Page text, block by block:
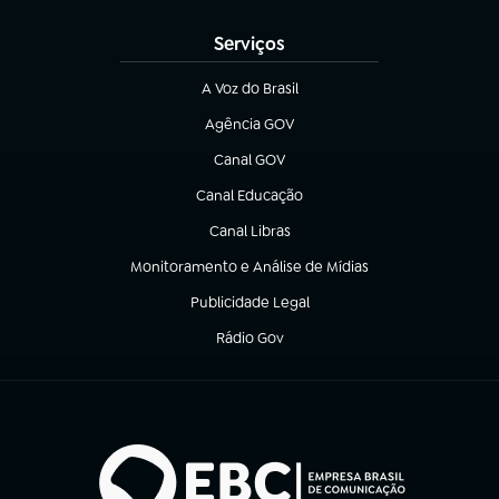
Serviços
A Voz do Brasil
(abre em nova aba)
Agência GOV
(abre em nova aba)
Canal GOV
(abre em nova aba)
Canal Educação
(abre em nova aba)
Canal Libras
(abre em nova aba)
Monitoramento e Análise de Mídias
(abre em nova aba)
Publicidade Legal
(abre em nova aba)
Rádio Gov
(abre em nova aba)